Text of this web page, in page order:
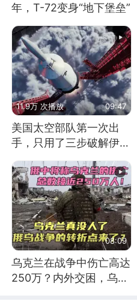
年，T-72变身“地下堡垒”
11.9万 次播放 09:47
美国太空部队第一次出
手，只用了三步破解伊朗
08:09
乌克兰在战争中伤亡高达
250万？内外交困，乌克